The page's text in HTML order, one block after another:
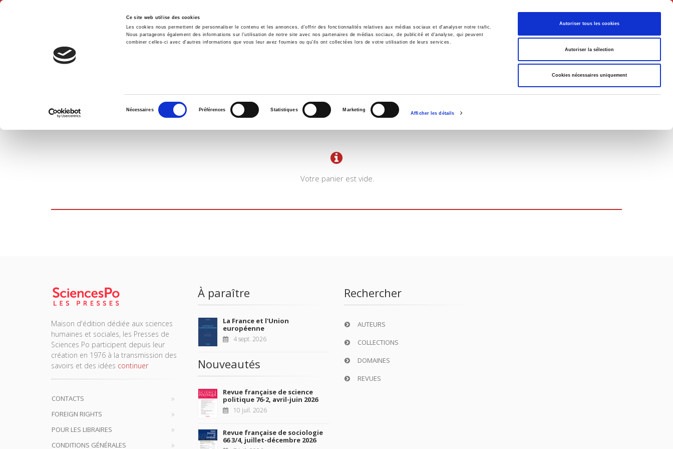
Ce site web utilise des cookies
Les cookies nous permettent de personnaliser le contenu et les annonces, d'offrir des fonctionnalités relatives aux médias sociaux et d'analyser notre trafic.
Nous partageons également des informations sur l'utilisation de notre site avec nos partenaires de médias sociaux, de publicité et d'analyse, qui peuvent
combiner celles-ci avec d'autres informations que vous leur avez fournies ou qu'ils ont collectées lors de votre utilisation de leurs services.
consentement
Nécessaires Préférences Statistiques Marketing
Afficher les détails
Autoriser tous les cookies
Autoriser la sélection
Cookies nécessaires uniquement
Français
Accueil Environnement Histoire International
PANIER D'ACHATS
Votre panier est vide.
Maison d'édition dédiée aux sciences
humaines et sociales, les Presses de
Sciences Po participent depuis leur
création en 1976 à la transmission des
savoirs et des idées continuer
CONTACTS
FOREIGN RIGHTS
POUR LES LIBRAIRES
CONDITIONS GÉNÉRALES
À paraître
La France et l'Union
européenne
4 sept. 2026
Nouveautés
Revue française de science
politique 76-2, avril-juin 2026
10 juil. 2026
Revue française de sociologie
66 3/4, juillet-décembre 2026
Rechercher
AUTEURS
COLLECTIONS
DOMAINES
REVUES